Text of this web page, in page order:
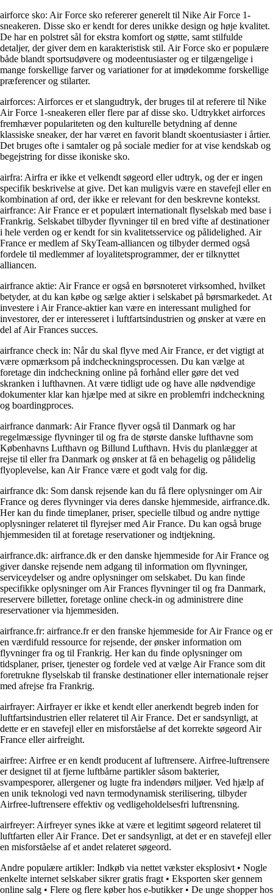
airforce sko: Air Force sko refererer generelt til Nike Air Force 1-
sneakeren. Disse sko er kendt for deres unikke design og høje kvalitet.
De har en polstret sål for ekstra komfort og støtte, samt stilfulde
detaljer, der giver dem en karakteristisk stil. Air Force sko er populære
både blandt sportsudøvere og modeentusiaster og er tilgængelige i
mange forskellige farver og variationer for at imødekomme forskellige
præferencer og stilarter.
airforces: Airforces er et slangudtryk, der bruges til at referere til Nike
Air Force 1-sneakeren eller flere par af disse sko. Udtrykket airforces
fremhæver populariteten og den kulturelle betydning af denne
klassiske sneaker, der har været en favorit blandt skoentusiaster i årtier.
Det bruges ofte i samtaler og på sociale medier for at vise kendskab og
begejstring for disse ikoniske sko.
airfra: Airfra er ikke et velkendt søgeord eller udtryk, og der er ingen
specifik beskrivelse at give. Det kan muligvis være en stavefejl eller en
kombination af ord, der ikke er relevant for den beskrevne kontekst.
airfrance: Air France er et populært internationalt flyselskab med base i
Frankrig. Selskabet tilbyder flyvninger til en bred vifte af destinationer
i hele verden og er kendt for sin kvalitetsservice og pålidelighed. Air
France er medlem af SkyTeam-alliancen og tilbyder dermed også
fordele til medlemmer af loyalitetsprogrammer, der er tilknyttet
alliancen.
airfrance aktie: Air France er også en børsnoteret virksomhed, hvilket
betyder, at du kan købe og sælge aktier i selskabet på børsmarkedet. At
investere i Air France-aktier kan være en interessant mulighed for
investorer, der er interesseret i luftfartsindustrien og ønsker at være en
del af Air Frances succes.
airfrance check in: Når du skal flyve med Air France, er det vigtigt at
være opmærksom på indcheckningsprocessen. Du kan vælge at
foretage din indcheckning online på forhånd eller gøre det ved
skranken i lufthavnen. At være tidligt ude og have alle nødvendige
dokumenter klar kan hjælpe med at sikre en problemfri indcheckning
og boardingproces.
airfrance danmark: Air France flyver også til Danmark og har
regelmæssige flyvninger til og fra de største danske lufthavne som
Københavns Lufthavn og Billund Lufthavn. Hvis du planlægger at
rejse til eller fra Danmark og ønsker at få en behagelig og pålidelig
flyoplevelse, kan Air France være et godt valg for dig.
airfrance dk: Som dansk rejsende kan du få flere oplysninger om Air
France og deres flyvninger via deres danske hjemmeside, airfrance.dk.
Her kan du finde timeplaner, priser, specielle tilbud og andre nyttige
oplysninger relateret til flyrejser med Air France. Du kan også bruge
hjemmesiden til at foretage reservationer og indtjekning.
airfrance.dk: airfrance.dk er den danske hjemmeside for Air France og
giver danske rejsende nem adgang til information om flyvninger,
serviceydelser og andre oplysninger om selskabet. Du kan finde
specifikke oplysninger om Air Frances flyvninger til og fra Danmark,
reservere billetter, foretage online check-in og administrere dine
reservationer via hjemmesiden.
airfrance.fr: airfrance.fr er den franske hjemmeside for Air France og er
en værdifuld ressource for rejsende, der ønsker information om
flyvninger fra og til Frankrig. Her kan du finde oplysninger om
tidsplaner, priser, tjenester og fordele ved at vælge Air France som dit
foretrukne flyselskab til franske destinationer eller internationale rejser
med afrejse fra Frankrig.
airfrayer: Airfrayer er ikke et kendt eller anerkendt begreb inden for
luftfartsindustrien eller relateret til Air France. Det er sandsynligt, at
dette er en stavefejl eller en misforståelse af det korrekte søgeord Air
France eller airfreight.
airfree: Airfree er en kendt producent af luftrensere. Airfree-luftrensere
er designet til at fjerne luftbårne partikler såsom bakterier,
svampesporer, allergener og lugte fra indendørs miljøer. Ved hjælp af
en unik teknologi ved navn termodynamisk sterilisering, tilbyder
Airfree-luftrensere effektiv og vedligeholdelsesfri luftrensning.
airfreyer: Airfreyer synes ikke at være et legitimt søgeord relateret til
luftfarten eller Air France. Det er sandsynligt, at det er en stavefejl eller
en misforståelse af et andet relateret søgeord.
Andre populære artikler: Indkøb via nettet vækster eksplosivt • Nogle
enkelte internet selskaber sikrer gratis fragt • Eksporten sker gennem
online salg • Flere og flere køber hos e-butikker• De unge shopper hos